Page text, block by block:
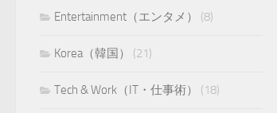
Entertainment（エンタメ） (8)
Korea（韓国） (21)
Tech & Work（IT・仕事術） (18)